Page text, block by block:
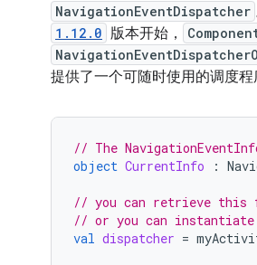
NavigationEventDispatcher
1.12.0 版本开始，
提供了一个可随时使用的调度程
// The
object CurrentInfo :
// you can retrieve this
// or you can instantiate
val dispatcher =